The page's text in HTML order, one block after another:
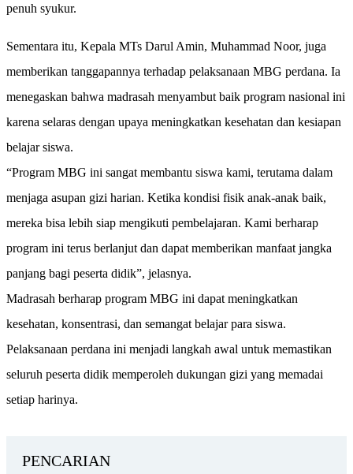
penuh syukur.
Sementara itu, Kepala MTs Darul Amin, Muhammad Noor, juga
memberikan tanggapannya terhadap pelaksanaan MBG perdana. Ia
menegaskan bahwa madrasah menyambut baik program nasional ini
karena selaras dengan upaya meningkatkan kesehatan dan kesiapan
belajar siswa.
“Program MBG ini sangat membantu siswa kami, terutama dalam
menjaga asupan gizi harian. Ketika kondisi fisik anak-anak baik,
mereka bisa lebih siap mengikuti pembelajaran. Kami berharap
program ini terus berlanjut dan dapat memberikan manfaat jangka
panjang bagi peserta didik”, jelasnya.
Madrasah berharap program MBG ini dapat meningkatkan
kesehatan, konsentrasi, dan semangat belajar para siswa.
Pelaksanaan perdana ini menjadi langkah awal untuk memastikan
seluruh peserta didik memperoleh dukungan gizi yang memadai
setiap harinya.
PENCARIAN